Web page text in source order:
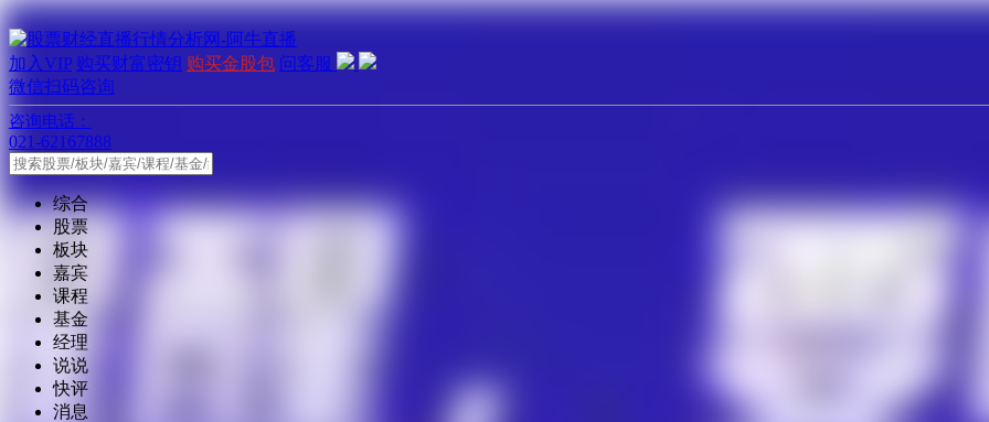
加入VIP 购买财富密钥 购买金股包 问客服
微信扫码咨询
咨询电话：
021-62167888
综合
股票
板块
嘉宾
课程
基金
经理
说说
快评
消息